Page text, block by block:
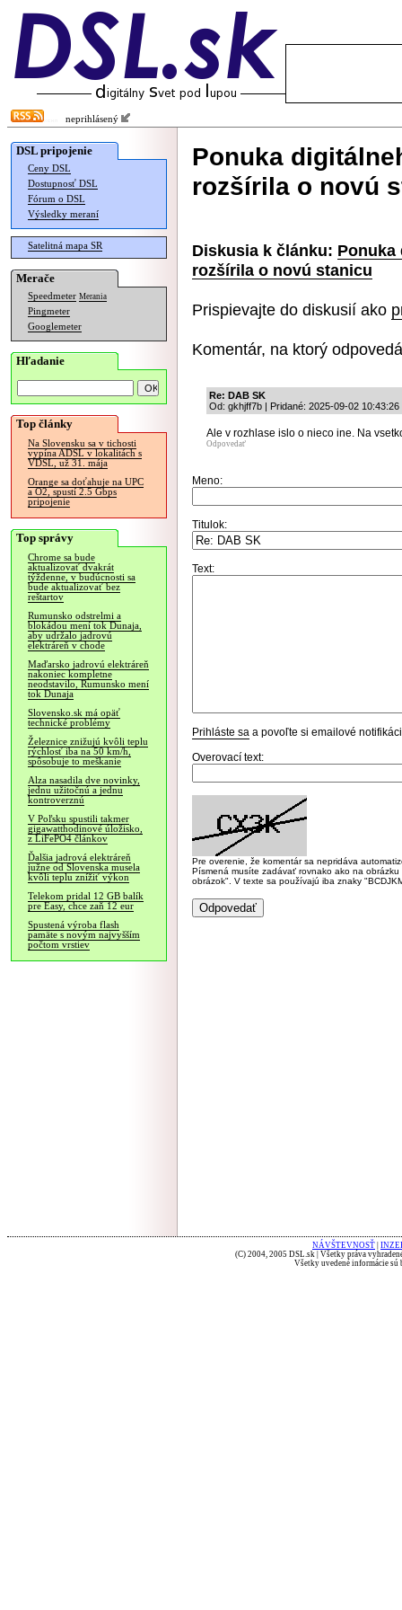
neprihlásený
DSL pripojenie
Ceny DSL
Dostupnosť DSL
Fórum o DSL
Výsledky meraní
Satelitná mapa SR
Merače
Speedmeter Merania
Pingmeter
Googlemeter
Hľadanie
Top články
Na Slovensku sa v tichosti
vypína ADSL v lokalitách s
VDSL, už 31. mája
Orange sa doťahuje na UPC
a O2, spustí 2.5 Gbps
pripojenie
Top správy
Chrome sa bude
aktualizovať dvakrát
týždenne, v budúcnosti sa
bude aktualizovať bez
reštartov
Rumunsko odstrelmi a
blokádou mení tok Dunaja,
aby udržalo jadrovú
elektráreň v chode
Maďarsko jadrovú elektráreň
nakoniec kompletne
neodstavilo, Rumunsko mení
tok Dunaja
Slovensko.sk má opäť
technické problémy
Železnice znižujú kvôli teplu
rýchlosť iba na 50 km/h,
spôsobuje to meškanie
Alza nasadila dve novinky,
jednu užitočnú a jednu
kontroverznú
V Poľsku spustili takmer
gigawatthodinové úložisko,
z LiFePO4 článkov
Ďalšia jadrová elektráreň
južne od Slovenska musela
kvôli teplu znížiť výkon
Telekom pridal 12 GB balík
pre Easy, chce zaň 12 eur
Spustená výroba flash
pamäte s novým najvyšším
počtom vrstiev
Ponuka
rozšírila o novú
Diskusia k článku: Ponuka
rozšírila o novú stanicu
Prispievajte do diskusií ako
Komentár, na ktorý
Re: DAB SK
Od: gkhjff7b | Pridané: 2025-09-02 10:43:26
Ale v rozhlase islo o nieco ine. Na
Odpovedať
Meno:
Titulok:
Text:
Prihláste sa a povoľte si emailové
Overovací text:
Pre overenie, že komentár sa nepridáva
Písmená musíte zadávať rovnako ako na
obrázok". V texte sa používajú iba znaky
NÁVŠTEVNOSŤ
(C) 2004, 2005 DSL.sk | Všetky práva
Všetky uvedené informácie sú